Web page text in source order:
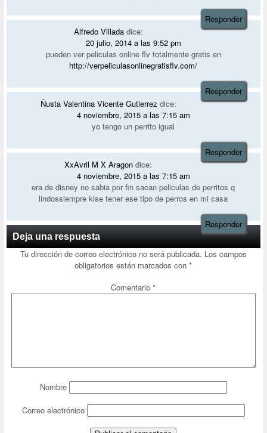
Responder
Alfredo Villada dice:
20 julio, 2014 a las 9:52 pm
pueden ver peliculas online flv totalmente gratis en
http://verpeliculasonlinegratisflv.com/
Responder
Ñusta Valentina Vicente Gutierrez dice:
4 noviembre, 2015 a las 7:15 am
yo tengo un perrito igual
Responder
XxAvril M X Aragon dice:
4 noviembre, 2015 a las 7:15 am
era de disney no sabia por fin sacan peliculas de perritos q
lindossiempre kise tener ese tipo de perros en mi casa
Responder
Deja una respuesta
Tu dirección de correo electrónico no será publicada. Los campos
obligatorios están marcados con*
Comentario*
Nombre
Correo electrónico